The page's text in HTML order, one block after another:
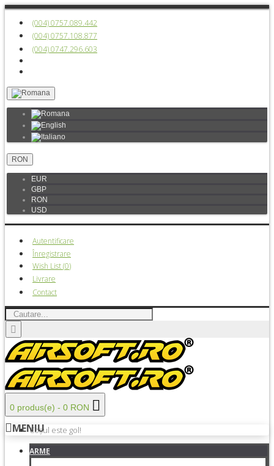
(004) 0757.089.442
(004) 0757.108.877
(004) 0747.296.603
RON
EUR
GBP
RON
USD
Autentificare
Înregistrare
Wish List (0)
Livrare
Contact
0 produs(e) - 0 RON
Coșul este gol!
MENIU
ARME